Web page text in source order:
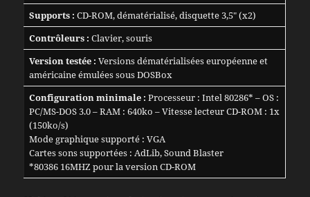
Supports : CD-ROM, dématérialisé, disquette 3,5″ (x2)
Contrôleurs : Clavier, souris
Version testée : Versions dématérialisées européenne et
américaine émulées sous DOSBox
Configuration minimale : Processeur : Intel 80286* – OS :
PC/MS-DOS 3.0 – RAM : 640ko – Vitesse lecteur CD-ROM : 1x
(150ko/s)
Mode graphique supporté : VGA
Cartes sons supportées : AdLib, Sound Blaster
*80386 16MHZ pour la version CD-ROM